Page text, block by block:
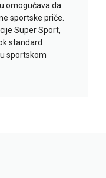
omogućava da
sportske priče.
Super Sport,
standard
sportskom